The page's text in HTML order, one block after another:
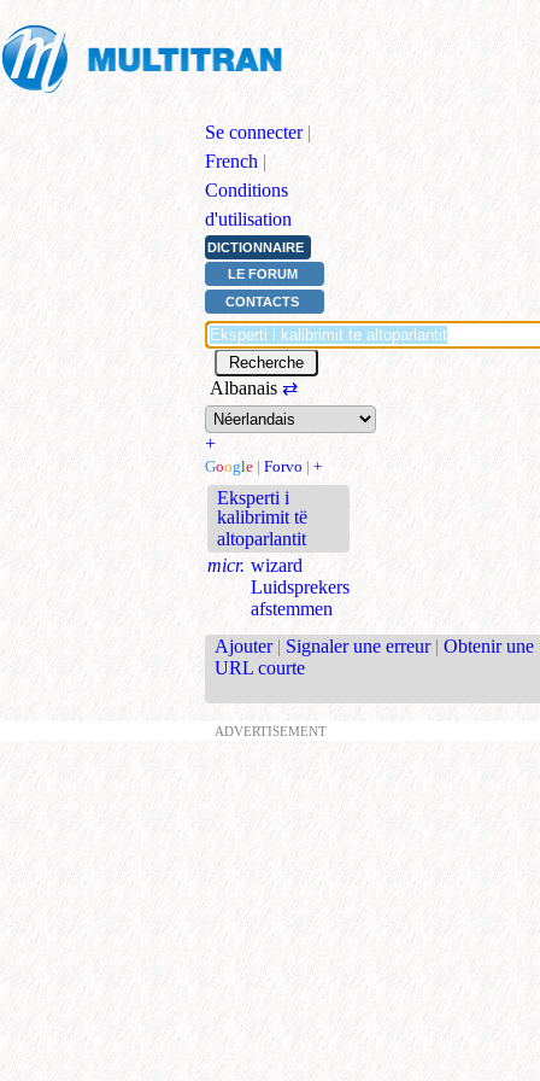
Se connecter |
French |
Conditions
d'utilisation
DICTIONNAIRE
LE FORUM
CONTACTS
Albanais ⇄
+
Google | Forvo | +
Eksperti i
kalibrimit të
altoparlantit
micr. wizard
Luidsprekers
afstemmen
Ajouter | Signaler une erreur | Obtenir une
URL courte
ADVERTISEMENT